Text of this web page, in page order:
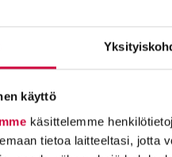
käyttö
käsittelemme
tietoa laitteeltasi, jotta